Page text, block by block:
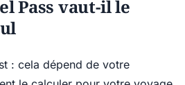
Pass vaut-il le
: cela dépend de votre